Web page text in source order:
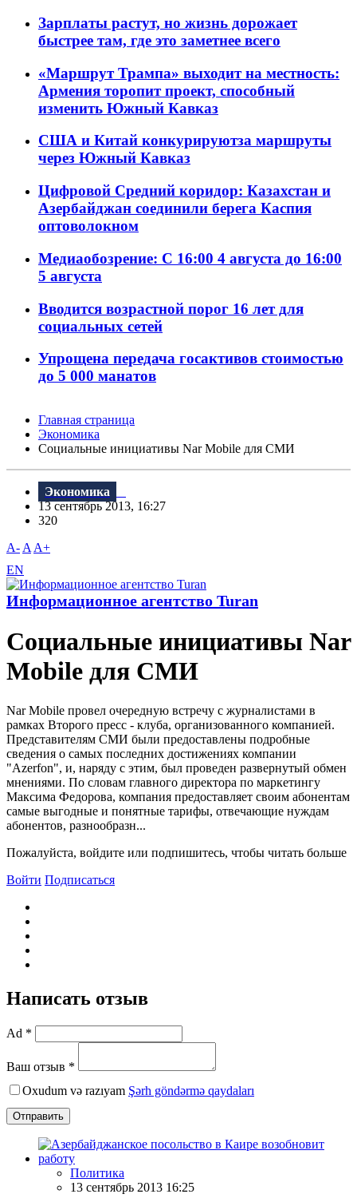
Зарплаты растут, но жизнь дорожает
быстрее там, где это заметнее всего
«Маршрут Трампа» выходит на местность:
Армения торопит проект, способный
изменить Южный Кавказ
США и Китай конкурируютза маршруты
через Южный Кавказ
Цифровой Средний коридор: Казахстан и
Азербайджан соединили берега Каспия
оптоволокном
Медиаобозрение: С 16:00 4 августа до 16:00
5 августа
Вводится возрастной порог 16 лет для
социальных сетей
Упрощена передача госактивов стоимостью
до 5 000 манатов
Главная страница
Экономика
Социальные инициативы Nar Mobile для СМИ
Экономика
13 сентябрь 2013, 16:27
320
A- A A+
EN
Информационное агентство Turan
Социальные инициативы Nar
Mobile для СМИ
Nar Mobile провел очередную встречу с журналистами в
рамках Второго пресс - клуба, организованного компанией.
Представителям СМИ были предоставлены подробные
сведения о самых последних достижениях компании
"Azerfon", и, наряду с этим, был проведен развернутый обмен
мнениями. По словам главного директора по маркетингу
Максима Федорова, компания предоставляет своим абонентам
самые выгодные и понятные тарифы, отвечающие нуждам
абонентов, разнообразн...
Пожалуйста, войдите или подпишитесь, чтобы читать больше
Войти Подписаться
Написать отзыв
Ad *
Ваш отзыв *
Oxudum və razıyam Şərh göndərmə qaydaları
Отправить
Политика
13 сентябрь 2013 16:25